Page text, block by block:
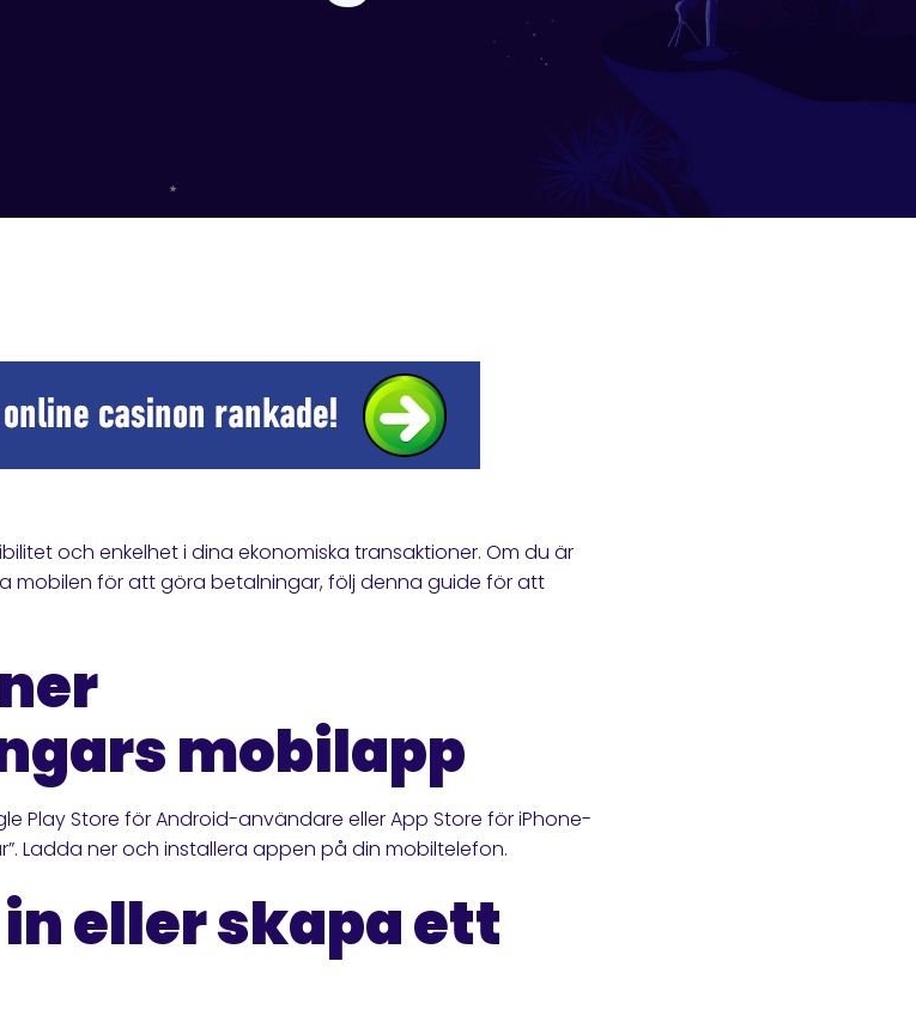
och enkelhet i dina ekonomiska transaktioner. Om du är
mobilen för att göra betalningar, följ denna guide för att
mobilapp
Play Store för Android-användare eller App Store för iPhone-
Ladda ner och installera appen på din mobiltelefon.
in eller skapa ett